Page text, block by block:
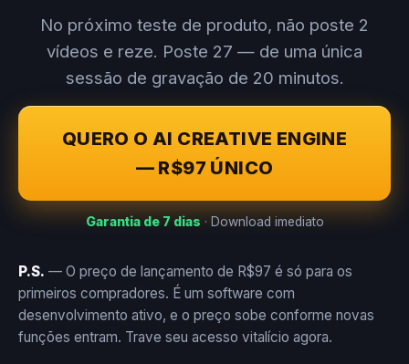
No próximo teste de produto, não poste 2
vídeos e reze. Poste 27 — de uma única
sessão de gravação de 20 minutos.
QUERO O AI CREATIVE ENGINE
— R$97 ÚNICO
Garantia de 7 dias · Download imediato
P.S. — O preço de lançamento de R$97 é só para os
primeiros compradores. É um software com
desenvolvimento ativo, e o preço sobe conforme novas
funções entram. Trave seu acesso vitalício agora.